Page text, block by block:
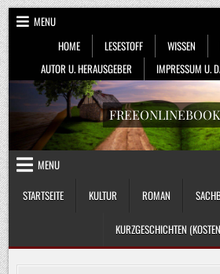
Skip
to
content
MENU
HOME
LESESTOFF WISSEN
AUTOR U. HERAUSGEBER
IMPRESSUM U.
MENU
STARTSEITE
KULTUR ROMAN
KURZGESCHICHTEN